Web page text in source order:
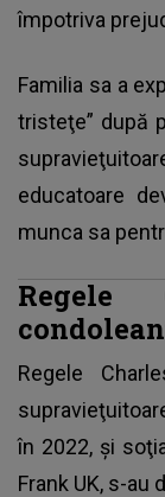
împotriva
Familia sa a
tristeţe” după
educatoare
munca sa
Regele
Regele
în 2022, şi
Frank UK, s-au